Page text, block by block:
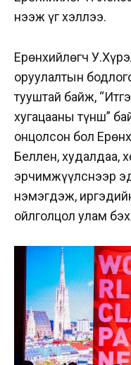
нээж үг хэллээ.
Ерөнхийлөгч
оруулалтын
тууштай байж,
хугацааны түнш”
онцолсон бол
Беллен, худалдаа,
эрчимжүүлснээр
нэмэгдэж,
ойлголцол улам